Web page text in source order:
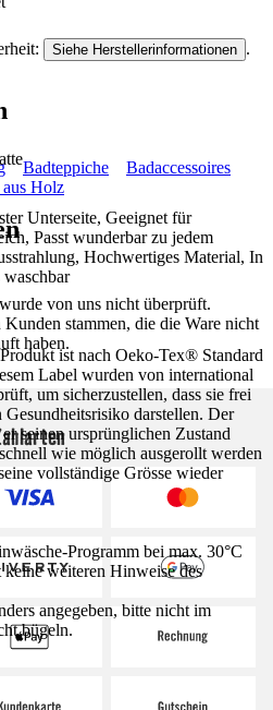
Unterseite, Geeignet für
Passt wunderbar zu jedem
Hochwertiges Material, In
waschbar
ist nach Oeko-Tex® Standard
Label wurden von international
um sicherzustellen, dass sie frei
darstellen. Der
seinen ursprünglichen Zustand
wie möglich ausgerollt werden
vollständige Grösse wieder
Programm bei max. 30°C
weiteren Hinweise des
angegeben, bitte nicht im
bügeln.
Siehe Herstellerinformationen .
Badteppiche
Badaccessoires
aus Holz
von uns nicht überprüft.
stammen, die die Ware nicht
haben.